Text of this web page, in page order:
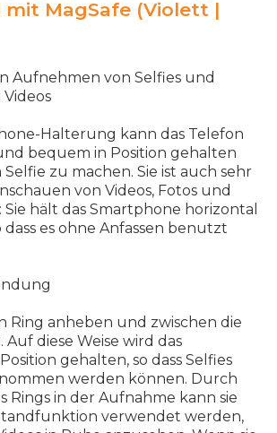
MagSafe (Violett |
Aufnehmen von Selfies und
Halterung kann das Telefon
bequem in Position gehalten
zu machen. Sie ist auch sehr
von Videos, Fotos und
hält das Smartphone horizontal
es ohne Anfassen benutzt
Ring anheben und zwischen die
diese Weise wird das
gehalten, so dass Selfies
werden können. Durch
Rings in der Aufnahme kann sie
verwendet werden,